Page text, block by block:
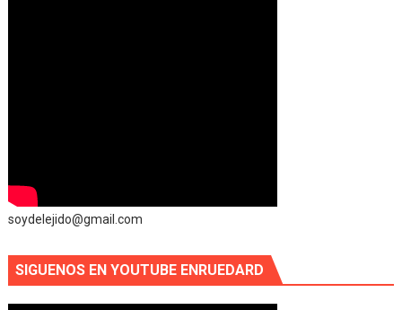
soydelejido@gmail.com
SIGUENOS EN YOUTUBE ENRUEDARD